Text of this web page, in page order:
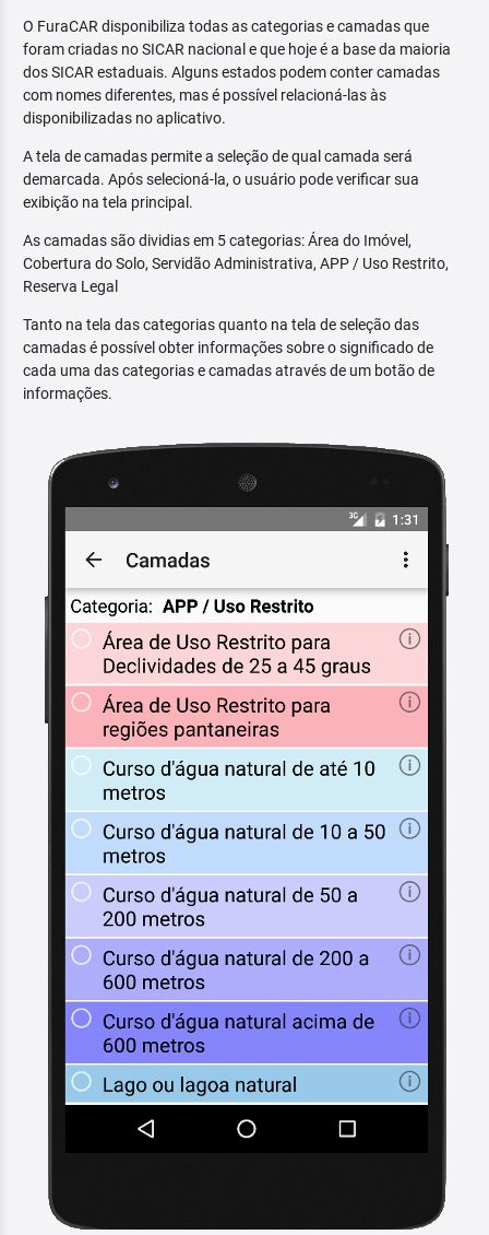
O FuraCAR disponibiliza todas as categorias e camadas que
foram criadas no SICAR nacional e que hoje é a base da maioria
dos SICAR estaduais. Alguns estados podem conter camadas
com nomes diferentes, mas é possível relacioná-las às
disponibilizadas no aplicativo.
A tela de camadas permite a seleção de qual camada será
demarcada. Após selecioná-la, o usuário pode verificar sua
exibição na tela principal.
As camadas são dividias em 5 categorias: Área do Imóvel,
Cobertura do Solo, Servidão Administrativa, APP / Uso Restrito,
Reserva Legal
Tanto na tela das categorias quanto na tela de seleção das
camadas é possível obter informações sobre o significado de
cada uma das categorias e camadas através de um botão de
informações.